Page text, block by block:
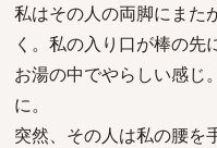
私はその人の両脚にまた
く。私の入り口が棒の先
お湯の中でやらしい感じ
に。
突然、その人は私の腰を